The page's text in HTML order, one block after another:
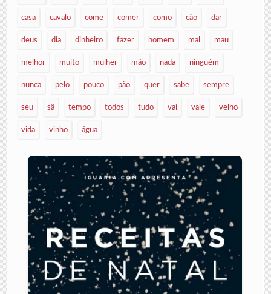
casa cavalo come comer como cão dar
deus dia dinheiro fazer homem mal mau
melhor muito mulher mão nada ninguém
nunca pelo pouco pão quer sabe sempre
seu sã tempo todos tudo vai vale velho
vida vinho água